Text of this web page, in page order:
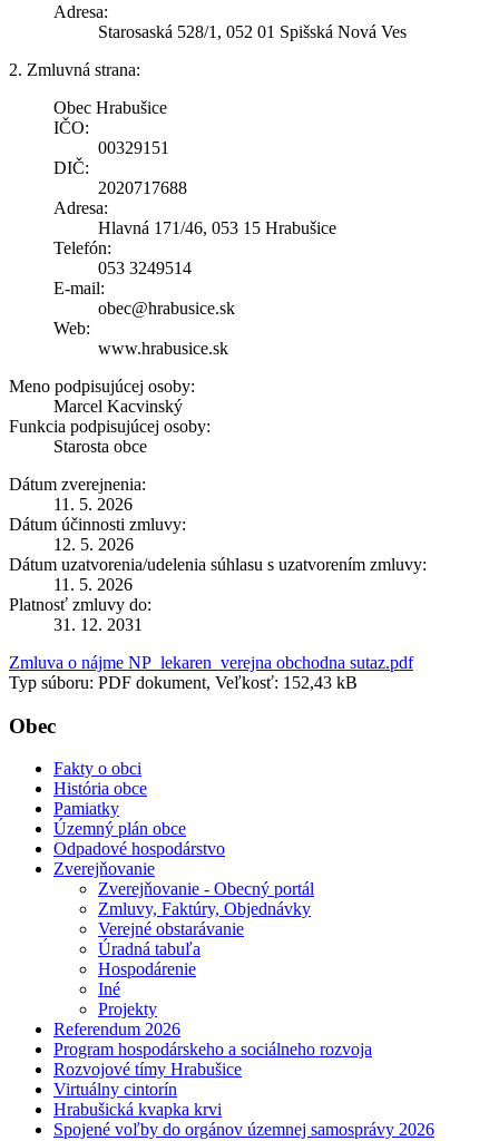
Adresa:
Starosaská 528/1, 052 01 Spišská Nová Ves
2. Zmluvná strana:
Obec Hrabušice
IČO:
00329151
DIČ:
2020717688
Adresa:
Hlavná 171/46, 053 15 Hrabušice
Telefón:
053 3249514
E-mail:
obec@hrabusice.sk
Web:
www.hrabusice.sk
Meno podpisujúcej osoby:
Marcel Kacvinský
Funkcia podpisujúcej osoby:
Starosta obce
Dátum zverejnenia:
11. 5. 2026
Dátum účinnosti zmluvy:
12. 5. 2026
Dátum uzatvorenia/udelenia súhlasu s uzatvorením zmluvy:
11. 5. 2026
Platnosť zmluvy do:
31. 12. 2031
Zmluva o nájme NP_lekaren_verejna obchodna sutaz.pdf
Typ súboru: PDF dokument, Veľkosť: 152,43 kB
Obec
Fakty o obci
História obce
Pamiatky
Územný plán obce
Odpadové hospodárstvo
Zverejňovanie
Zverejňovanie - Obecný portál
Zmluvy, Faktúry, Objednávky
Verejné obstarávanie
Úradná tabuľa
Hospodárenie
Iné
Projekty
Referendum 2026
Program hospodárskeho a sociálneho rozvoja
Rozvojové tímy Hrabušice
Virtuálny cintorín
Hrabušická kvapka krvi
Spojené voľby do orgánov územnej samosprávy 2026